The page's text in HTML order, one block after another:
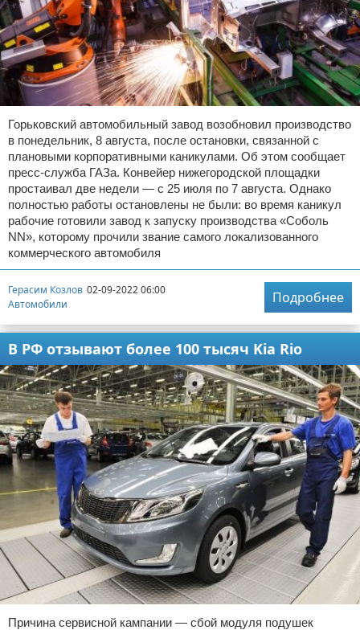
Горьковский автомобильный завод возобновил производство
в понедельник, 8 августа, после остановки, связанной с
плановыми корпоративными каникулами. Об этом сообщает
пресс-служба ГАЗа. Конвейер нижегородской площадки
простаивал две недели — с 25 июля по 7 августа. Однако
полностью работы остановлены не были: во время каникул
рабочие готовили завод к запуску производства «Соболь
NN», которому прочили звание самого локализованного
коммерческого автомобиля
Герасим Козлов 02-09-2022 06:00
Автомобили
Подробнее
В РФ отзывают более 100 тысяч Kia Rio
Причина сервисной кампании — сбой модуля подушек